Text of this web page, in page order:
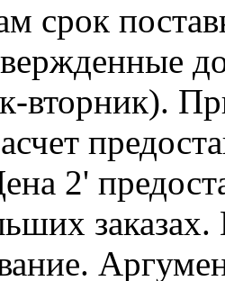
срок
вторник).
2'